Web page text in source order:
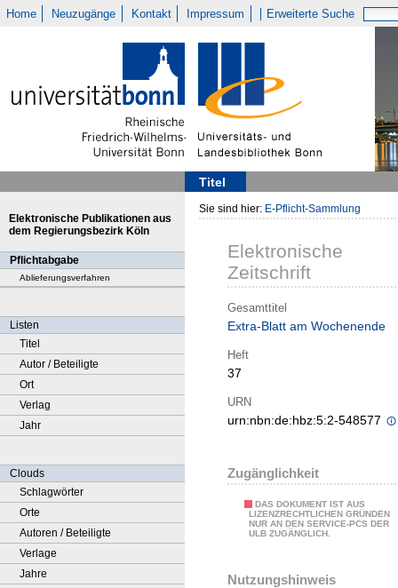
Home Neuzugänge Kontakt Impressum Erweiterte Suche
Titel
Elektronische Publikationen aus
dem Regierungsbezirk Köln
Pflichtabgabe
Ablieferungsverfahren
Listen
Titel
Autor / Beteiligte
Ort
Verlag
Jahr
Clouds
Schlagwörter
Orte
Autoren / Beteiligte
Verlage
Jahre
Sie sind hier: E-Pflicht-Sammlung
Elektronische
Zeitschrift
Gesamttitel
Extra-Blatt am Wochenende
Heft
37
URN
urn:nbn:de:hbz:5:2-548577
Zugänglichkeit
DAS DOKUMENT IST AUS
LIZENZRECHTLICHEN GRÜNDEN
NUR AN DEN SERVICE-PCS DER
ULB ZUGÄNGLICH.
Nutzungshinweis